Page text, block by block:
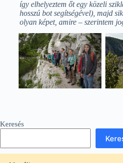
így elhelyeztem őt egy közeli
hosszú bot segítségével), majd
olyan képet, amire – szerintem
Keresés